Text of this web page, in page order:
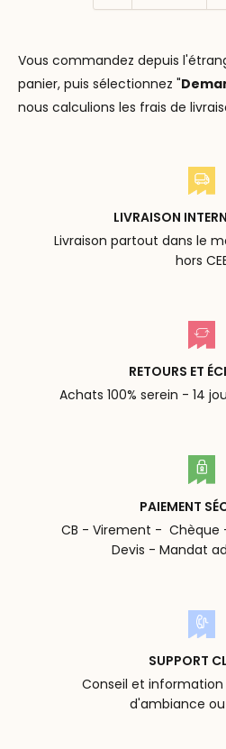
Vous commandez depuis
panier, puis sélectionnez "
nous calculions les frais de
LIVRAISON
Livraison partout dans le
hors
RETOURS ET
Achats 100% serein - 14
PAIEMENT
CB - Virement - Chèque
Devis - Mandat
SUPPORT
Conseil et
d'ambiance